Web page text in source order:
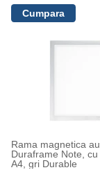
Rama magnetica
Duraframe Note, cu
A4, gri Durable